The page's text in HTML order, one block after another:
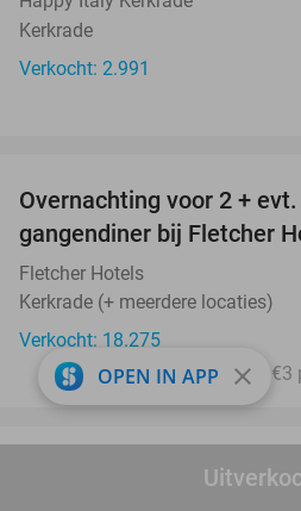
Kerkrade
Verkocht: 2.991
Overnachting voor 2 +
gangendiner bij Fletcher
Fletcher Hotels
Kerkrade (+ meerdere locaties)
Verkocht: 18.275
Excl. ca. €3
Turkse tapasschotel +
OPEN IN APP close